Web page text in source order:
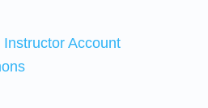
Instructor Account